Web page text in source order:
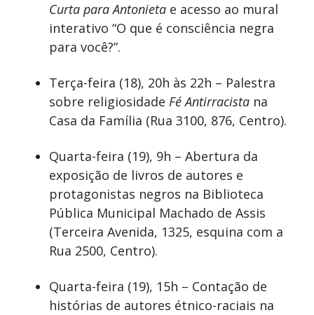
Curta para Antonieta e acesso ao mural
interativo “O que é consciência negra
para você?”.
Terça-feira (18), 20h às 22h – Palestra
sobre religiosidade Fé Antirracista na
Casa da Família (Rua 3100, 876, Centro).
Quarta-feira (19), 9h – Abertura da
exposição de livros de autores e
protagonistas negros na Biblioteca
Pública Municipal Machado de Assis
(Terceira Avenida, 1325, esquina com a
Rua 2500, Centro).
Quarta-feira (19), 15h – Contação de
histórias de autores étnico-raciais na